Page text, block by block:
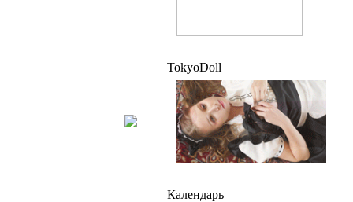
TokyoDoll
Календарь